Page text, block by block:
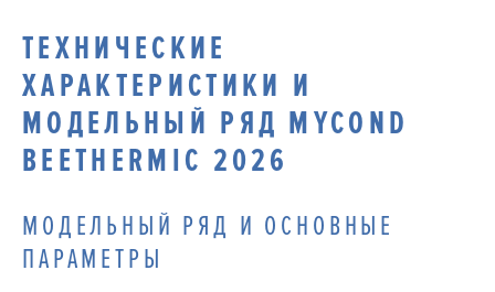
ТЕХНИЧЕСКИЕ
ХАРАКТЕРИСТИКИ И
МОДЕЛЬНЫЙ РЯД MYCOND
BEETHERMIC 2026
МОДЕЛЬНЫЙ РЯД И ОСНОВНЫЕ
ПАРАМЕТРЫ